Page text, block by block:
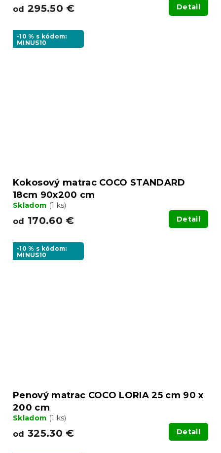
od 295.50 € Detail
-10 % s kódom:
MINUS10
Kokosový matrac COCO STANDARD
18cm 90x200 cm
Skladom (1 ks)
od 170.60 € Detail
-10 % s kódom:
MINUS10
Penový matrac COCO LORIA 25 cm 90 x
200 cm
Skladom (1 ks)
od 325.30 € Detail